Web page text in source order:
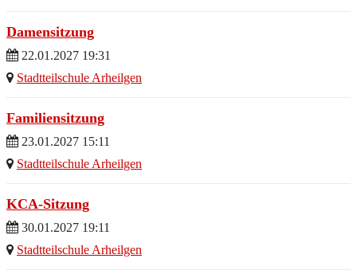
Damensitzung
22.01.2027 19:31
Stadtteilschule Arheilgen
Familiensitzung
23.01.2027 15:11
Stadtteilschule Arheilgen
KCA-Sitzung
30.01.2027 19:11
Stadtteilschule Arheilgen